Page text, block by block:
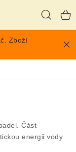
Zboží
Část
energii vody